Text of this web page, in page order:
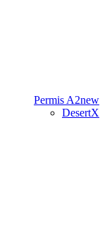
Permis A2new
DesertX